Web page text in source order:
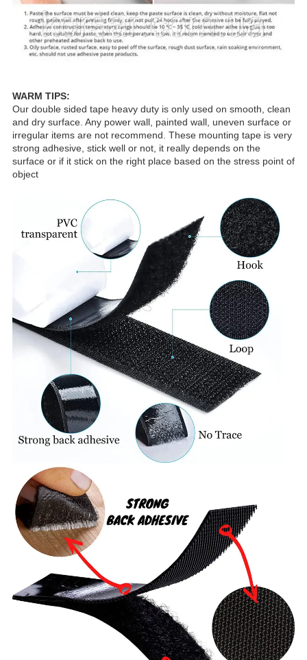
WARM TIPS:
Our double sided tape heavy duty is only used on smooth, clean
and dry surface. Any power wall, painted wall, uneven surface or
irregular items are not recommend. These mounting tape is very
strong adhesive, stick well or not, it really depends on the
surface or if it stick on the right place based on the stress point of
object